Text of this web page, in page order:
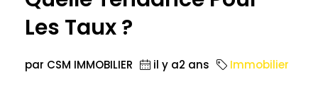
Les Taux ?
par CSM IMMOBILIER il y a2 ans Immobilier